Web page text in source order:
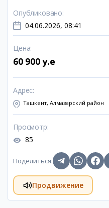
Опубликовано:
04.06.2026, 08:41
Цена:
60 900 y.e
Адрес:
Ташкент, Алмазарский район
Просмотр:
85
Поделиться:
Продвижение